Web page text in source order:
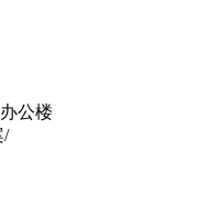
办公楼
/